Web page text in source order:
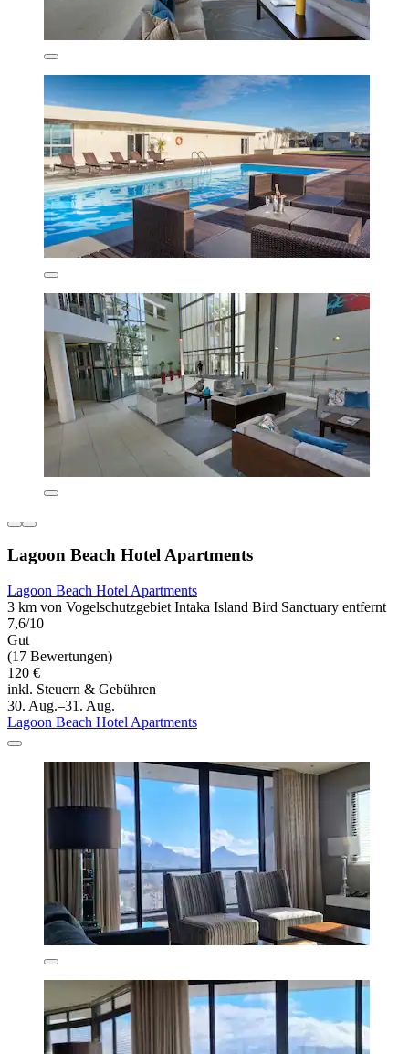
Lagoon Beach Hotel Apartments
Lagoon Beach Hotel Apartments
3 km von Vogelschutzgebiet Intaka Island Bird Sanctuary entfernt
7,6/10
Gut
(17 Bewertungen)
120 €
inkl. Steuern & Gebühren
30. Aug.–31. Aug.
Lagoon Beach Hotel Apartments